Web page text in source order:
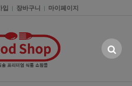
입 | 장바구니 | 마이페이지